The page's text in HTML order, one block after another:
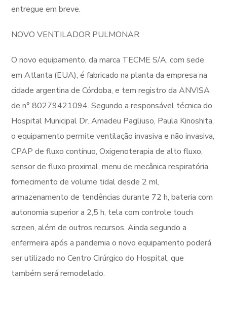
entregue em breve.
NOVO VENTILADOR PULMONAR
O novo equipamento, da marca TECME S/A, com sede
em Atlanta (EUA), é fabricado na planta da empresa na
cidade argentina de Córdoba, e tem registro da ANVISA
de n° 80279421094. Segundo a responsável técnica do
Hospital Municipal Dr. Amadeu Pagliuso, Paula Kinoshita,
o equipamento permite ventilação invasiva e não invasiva,
CPAP de fluxo contínuo, Oxigenoterapia de alto fluxo,
sensor de fluxo proximal, menu de mecânica respiratória,
fornecimento de volume tidal desde 2 ml,
armazenamento de tendências durante 72 h, bateria com
autonomia superior a 2,5 h, tela com controle touch
screen, além de outros recursos. Ainda segundo a
enfermeira após a pandemia o novo equipamento poderá
ser utilizado no Centro Cirúrgico do Hospital, que
também será remodelado.